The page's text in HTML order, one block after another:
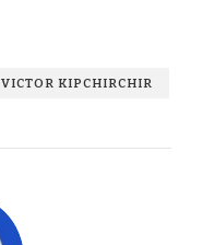
VICTOR KIPCHIRCHIR